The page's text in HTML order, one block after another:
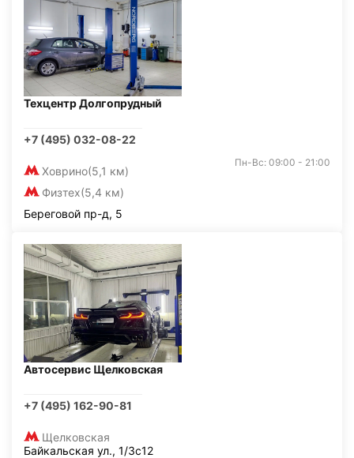
Техцентр Долгопрудный
+7 (495) 032-08-22
Ховрино(5,1 км)
Физтех(5,4 км)
Пн-Вс: 09:00 - 21:00
Береговой пр-д, 5
Автосервис Щелковская
+7 (495) 162-90-81
Щелковская
Байкальская ул., 1/3с12